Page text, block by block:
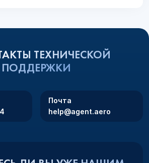
ТЕХНИЧЕСКОЙ
ПОДДЕРЖКИ
Почта
help@agent.aero